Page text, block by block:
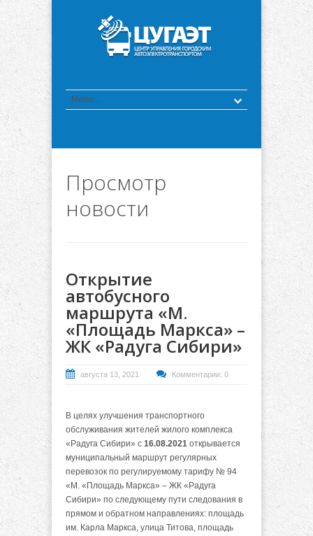
Просмотр
новости
Открытие
автобусного
маршрута «М.
«Площадь Маркса» –
ЖК «Радуга Сибири»
августа 13, 2021 Комментарии: 0
В целях улучшения транспортного
обслуживания жителей жилого комплекса
«Радуга Сибири» с 16.08.2021 открывается
муниципальный маршрут регулярных
перевозок по регулируемому тарифу № 94
«М. «Площадь Маркса» – ЖК «Радуга
Сибири» по следующему пути следования в
прямом и обратном направлениях: площадь
им. Карла Маркса, улица Титова, площадь